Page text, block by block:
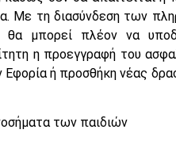
Με τη διασύνδεση των
μπορεί πλέον να
η προεγγραφή του
ή προσθήκη νέας
των παιδιών